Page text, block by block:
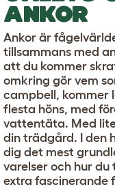
ANKOR
Ankor är
tillsammans med
att du kommer
omkring gör vem
campbell, kommer
flesta höns, med
vattentäta. Med
din trädgård. I den
dig det mest
varelser och hur
extra fascinerande